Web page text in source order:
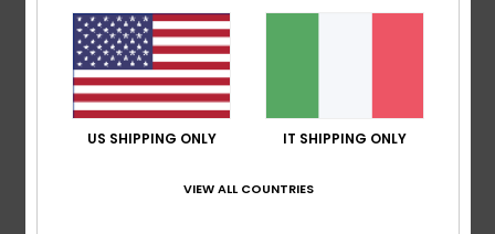
Recensioni dei clienti
Punteggio medio
5.0/5
US SHIPPING ONLY IT SHIPPING ONLY
VIEW ALL COUNTRIES